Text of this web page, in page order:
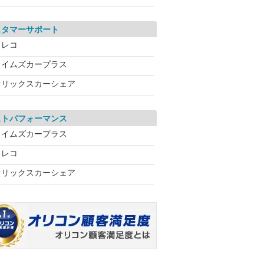
マーサポート
コ
ムズカープラス
ックスカーシェア
パフォーマンス
ムズカープラス
コ
ックスカーシェア